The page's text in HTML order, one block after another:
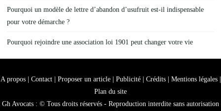
Pourquoi un modèle de lettre d’abandon d’usufruit est-il indispensable
pour votre démarche ?
Pourquoi rejoindre une association loi 1901 peut changer votre vie
A propos | Contact | Proposer un article | Publicité | Crédits | Mentions légales |
Plan du site
Gh Avocats : © Tous droits réservés - Reproduction interdite sans autorisation